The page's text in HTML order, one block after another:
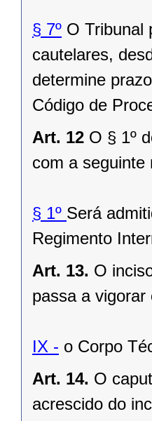
§ 7º O Tribunal
cautelares,
determine
Código de
Art. 12 O § 1º
com a seguinte
§ 1º Será
Regimento
Art. 13. O
passa a
IX - o Corpo
Art. 14. O
acrescido do